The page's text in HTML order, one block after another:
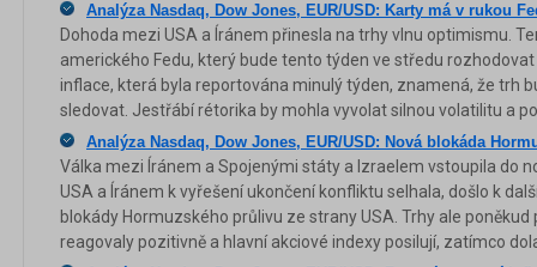
Analýza Nasdaq, Dow Jones, EUR/USD: Karty má v rukou
Dohoda mezi USA a Íránem přinesla na trhy vlnu optimismu.
amerického Fedu, který bude tento týden ve středu
inflace, která byla reportována minulý týden, znamená, že trh
sledovat. Jestřábí rétorika by mohla vyvolat silnou volatilitu a
Analýza Nasdaq, Dow Jones, EUR/USD: Nová blokáda
Válka mezi Íránem a Spojenými státy a Izraelem vstoupila do
USA a Íránem k vyřešení ukončení konfliktu selhala, došlo k
blokády Hormuzského průlivu ze strany USA. Trhy ale
reagovaly pozitivně a hlavní akciové indexy posilují, zatímco